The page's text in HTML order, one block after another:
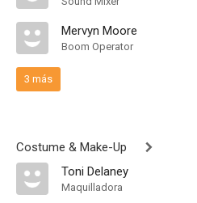
Mervyn Moore
Boom Operator
3 más
Costume & Make-Up
Toni Delaney
Maquilladora